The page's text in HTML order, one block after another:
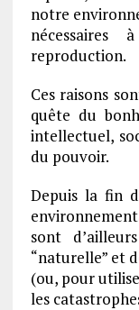
notre
reproduction.
Ces raisons
quête du
intellectuel,
du pouvoir.
Depuis la fin
sont
“naturelle” et
(ou, pour
les